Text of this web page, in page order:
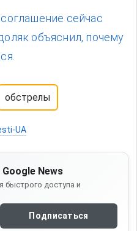
сейчас
объяснил, почему
обстрелы
UA
News
быстрого доступа и
Подписаться